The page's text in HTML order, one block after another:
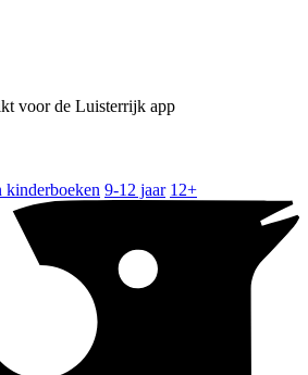
voor de Luisterrijk app
kinderboeken 9-12 jaar 12+